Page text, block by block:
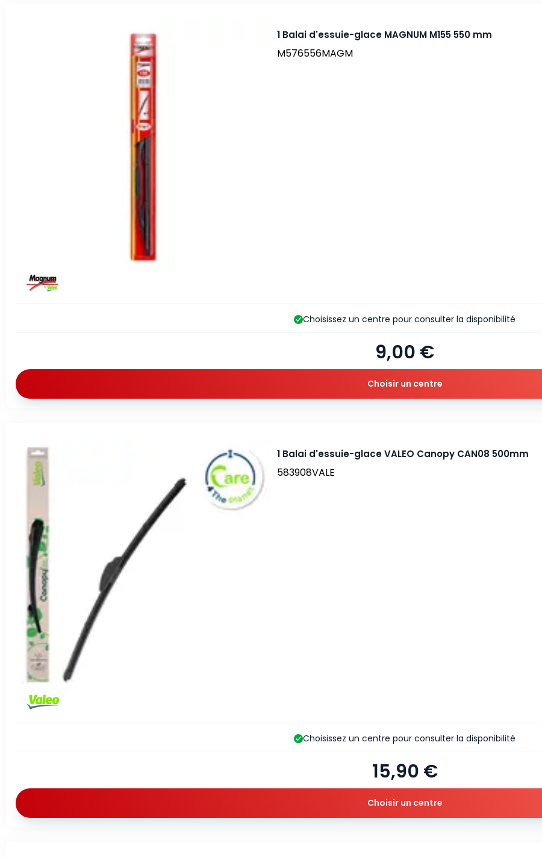
1 Balai d'essuie-glace MAGNUM M155 550 mm
M576556MAGM
9,00 €
Choisissez un centre pour consulter la disponibilité
Choisir un centre
1 Balai d'essuie-glace VALEO Canopy CAN08 500mm
583908VALE
15,90 €
Choisissez un centre pour consulter la disponibilité
Choisir un centre